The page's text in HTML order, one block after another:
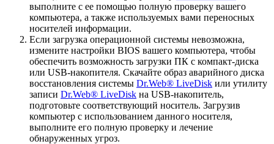
выполните с ее помощью полную проверку вашего
компьютера, а также используемых вами переносных
носителей информации.
Если загрузка операционной системы невозможна,
измените настройки BIOS вашего компьютера, чтобы
обеспечить возможность загрузки ПК с компакт-диска
или USB-накопителя. Скачайте образ аварийного диска
восстановления системы Dr.Web® LiveDisk или утилиту
записи Dr.Web® LiveDisk на USB-накопитель,
подготовьте соответствующий носитель. Загрузив
компьютер с использованием данного носителя,
выполните его полную проверку и лечение
обнаруженных угроз.